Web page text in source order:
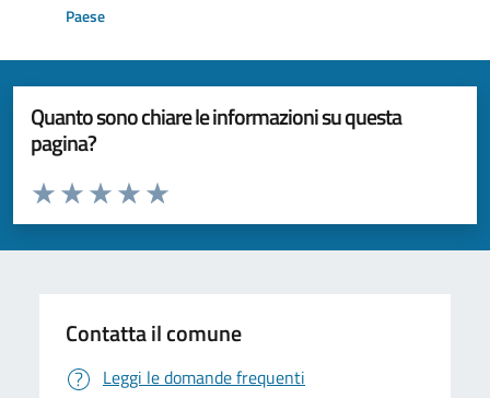
Paese
Quanto sono chiare le informazioni su questa
pagina?
Valuta da 1 a 5 stelle la pagina
Valuta 5 stelle su 5
Valuta 4 stelle su 5
Valuta 3 stelle su 5
Valuta 2 stelle su 5
Valuta 1 stelle su 5
Contatta il comune
Leggi le domande frequenti